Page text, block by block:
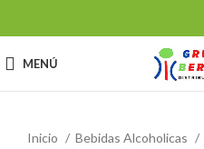
MENÚ
Inicio Bebidas Alcoholicas